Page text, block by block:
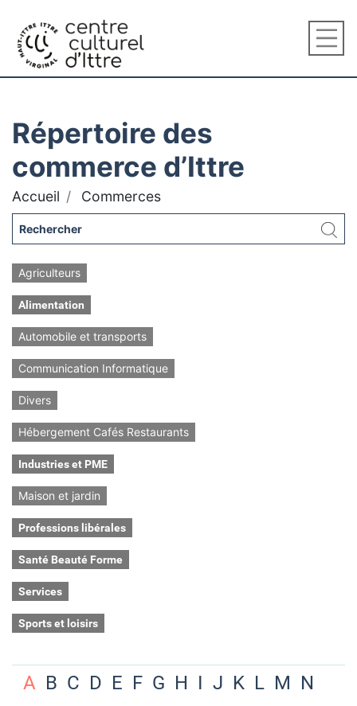
Répertoire des
commerce d’Ittre
Accueil Commerces
Agriculteurs
Alimentation
Automobile et transports
Communication Informatique
Divers
Hébergement Cafés Restaurants
Industries et PME
Maison et jardin
Professions libérales
Santé Beauté Forme
Services
Sports et loisirs
A B C D E F G H I J K L M N